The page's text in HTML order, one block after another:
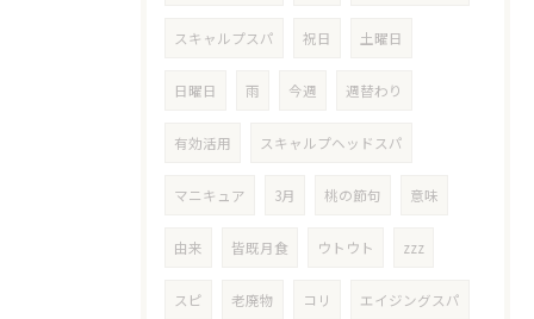
スキャルプスパ 祝日 土曜日
日曜日 雨 今週 週替わり
有効活用 スキャルプヘッドスパ
マニキュア 3月 桃の節句 意味
由来 皆既月食 ウトウト zzz
スピ 老廃物 コリ エイジングスパ